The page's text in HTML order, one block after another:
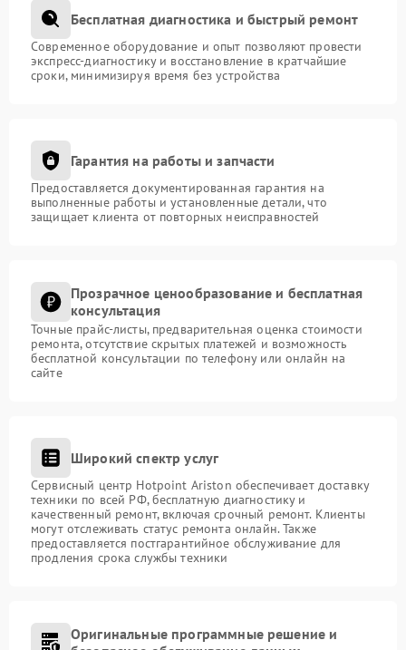
Бесплатная диагностика и быстрый ремонт
Современное оборудование и опыт позволяют провести
экспресс-диагностику и восстановление в кратчайшие
сроки, минимизируя время без устройства
Гарантия на работы и запчасти
Предоставляется документированная гарантия на
выполненные работы и установленные детали, что
защищает клиента от повторных неисправностей
Прозрачное ценообразование и бесплатная
консультация
Точные прайс-листы, предварительная оценка стоимости
ремонта, отсутствие скрытых платежей и возможность
бесплатной консультации по телефону или онлайн на
сайте
Широкий спектр услуг
Сервисный центр Hotpoint Ariston обеспечивает доставку
техники по всей РФ, бесплатную диагностику и
качественный ремонт, включая срочный ремонт. Клиенты
могут отслеживать статус ремонта онлайн. Также
предоставляется постгарантийное обслуживание для
продления срока службы техники
Оригинальные программные решение и